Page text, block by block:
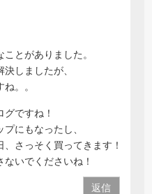
とがありました。
しましたが、
。。
ですね！
にもなったし、
さっそく買ってきます！
いでくださいね！
返信